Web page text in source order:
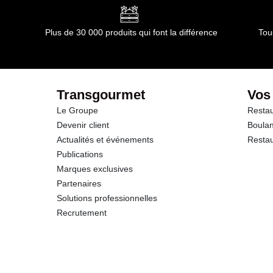
dont Acides gras saturés
dont Sucres
Fibres
Protéines
Plus de 30 000 produits qui font la différence
Transgourmet
Le Groupe
Devenir client
Actualités et événements
Publications
Marques exclusives
Partenaires
Solutions professionnelles
Recrutement